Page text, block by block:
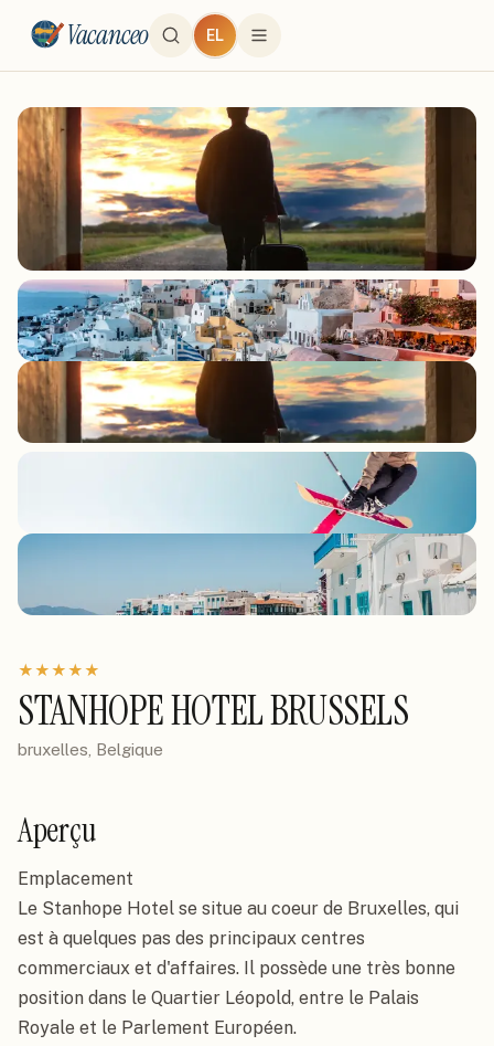
Vacanceo EL
★★★★★
STANHOPE HOTEL BRUSSELS
bruxelles, Belgique
Aperçu
Emplacement
Le Stanhope Hotel se situe au coeur de Bruxelles, qui
est à quelques pas des principaux centres
commerciaux et d'affaires. Il possède une très bonne
position dans le Quartier Léopold, entre le Palais
Royale et le Parlement Européen.